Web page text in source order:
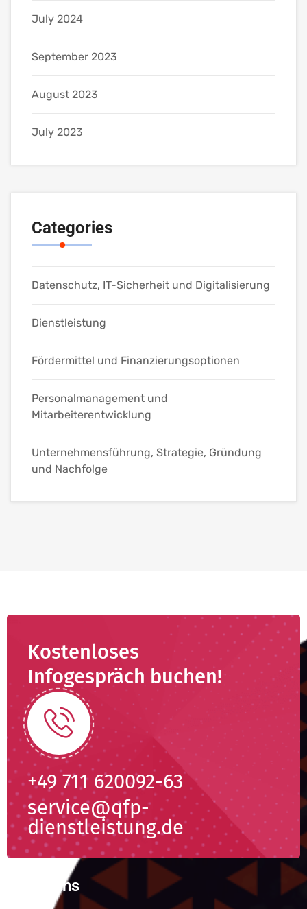
July 2024
September 2023
August 2023
July 2023
Categories
Datenschutz, IT-Sicherheit und Digitalisierung
Dienstleistung
Fördermittel und Finanzierungsoptionen
Personalmanagement und
Mitarbeiterentwicklung
Unternehmensführung, Strategie, Gründung
und Nachfolge
Kostenloses
Infogespräch buchen!
+49 711 620092-63
service@qfp-
dienstleistung.de
Über uns